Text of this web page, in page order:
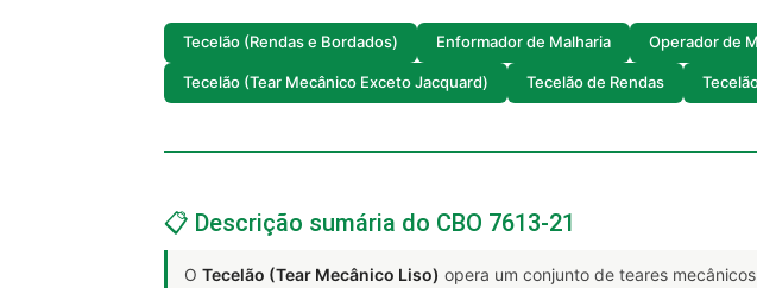
Tecelão (Rendas e Bordados) Enformador de Malharia Operador de
Tecelão (Tear Mecânico Exceto Jacquard) Tecelão de Rendas
📋 Descrição sumária do CBO 7613-21
O Tecelão (Tear Mecânico Liso) opera um conjunto de teares